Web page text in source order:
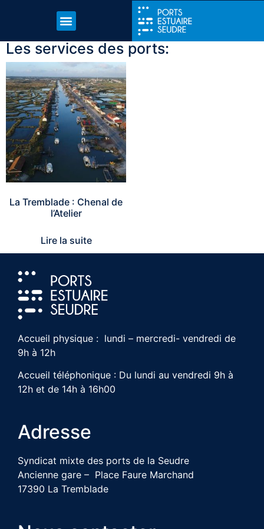
La Tremblade : Chenal de
l’Atelier
Lire la suite
Les services des ports:
Accueil physique : lundi – mercredi- vendredi de
9h à 12h
Accueil téléphonique : Du lundi au vendredi 9h à
12h et de 14h à 16h00
Adresse
Syndicat mixte des ports de la Seudre
Ancienne gare – Place Faure Marchand
17390 La Tremblade